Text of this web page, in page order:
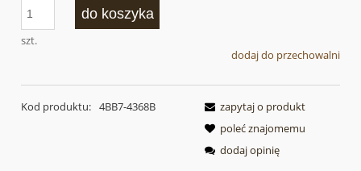
szt.
do koszyka
dodaj do przechowalni
Kod produktu: 4BB7-4368B
zapytaj o produkt
poleć znajomemu
dodaj opinię